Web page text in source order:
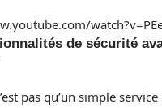
de sécurité
pas qu’un simple